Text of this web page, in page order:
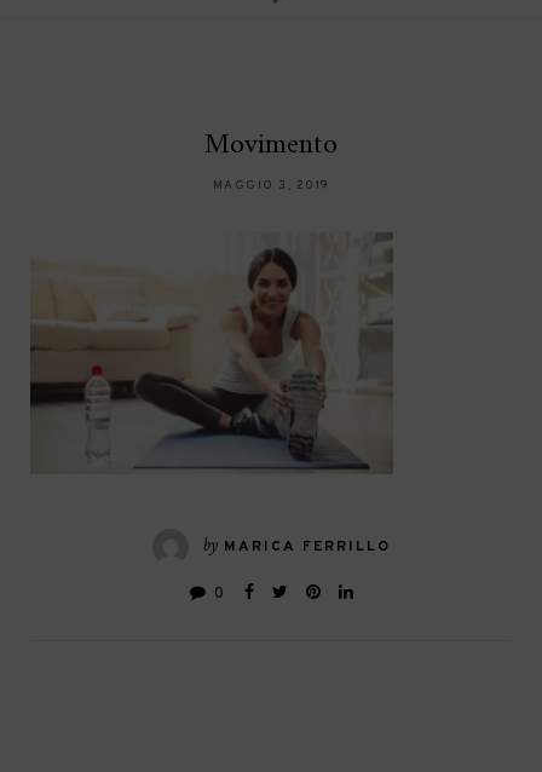
Movimento
MAGGIO 3, 2019
by MARICA FERRILLO
0